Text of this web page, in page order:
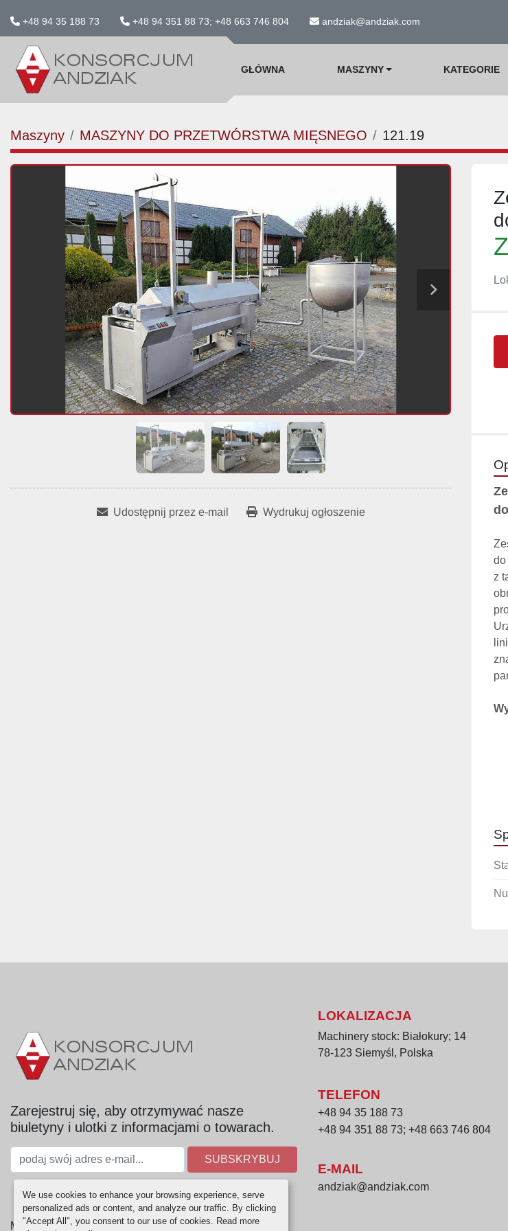
We use cookies to enhance your browsing experience, serve
personalized ads or content, and analyze our traffic. By clicking
"Accept All", you consent to our use of cookies. Read more
+48 94 35 188 73 +48 94 351 88 73; +48 663 746 804 andziak@andziak.com
GŁÓWNA MASZYNY KATEGORIE
Maszyny MASZYNY DO PRZETWÓRSTWA MIĘSNEGO 121.19
Udostępnij przez e-mail Wydrukuj ogłoszenie
do
z
Zarejestruj się, aby otrzymywać nasze
biuletyny i ulotki z informacjami o towarach.
SUBSKRYBUJ
LOKALIZACJA
Machinery stock: Białokury; 14
78-123 Siemyśl, Polska
TELEFON
+48 94 35 188 73
+48 94 351 88 73; +48 663 746 804
E-MAIL
andziak@andziak.com
Manage Cookies